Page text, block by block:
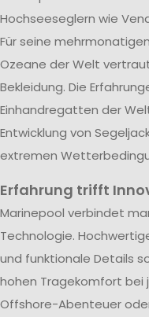
Hochseeseglern wie
Für seine
Ozeane der Welt
Bekleidung. Die
Einhandregatten der
Entwicklung von
extremen
Erfahrung trifft
Marinepool verbindet
Technologie.
und funktionale Details
hohen Tragekomfort bei
Offshore-Abenteuer